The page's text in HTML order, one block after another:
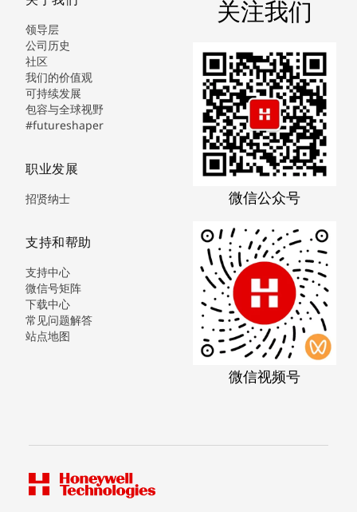
领导层
公司历史
社区
我们的价值观
可持续发展
包容与全球视野
#futureshaper
职业发展
招贤纳士
支持和帮助
支持中心
微信号矩阵
下载中心
常见问题解答
站点地图
关注我们
微信公众号
微信视频号